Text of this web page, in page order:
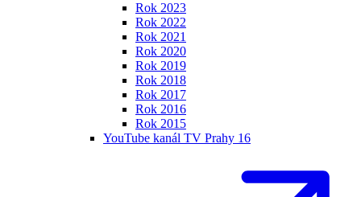
Rok 2023
Rok 2022
Rok 2021
Rok 2020
Rok 2019
Rok 2018
Rok 2017
Rok 2016
Rok 2015
YouTube kanál TV Prahy 16